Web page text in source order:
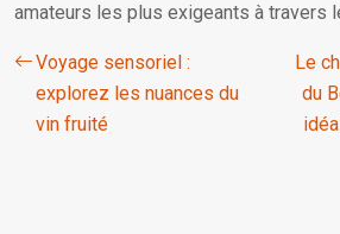
amateurs les plus exigeants à travers
Voyage sensoriel :
explorez les nuances du
vin fruité
Le
du